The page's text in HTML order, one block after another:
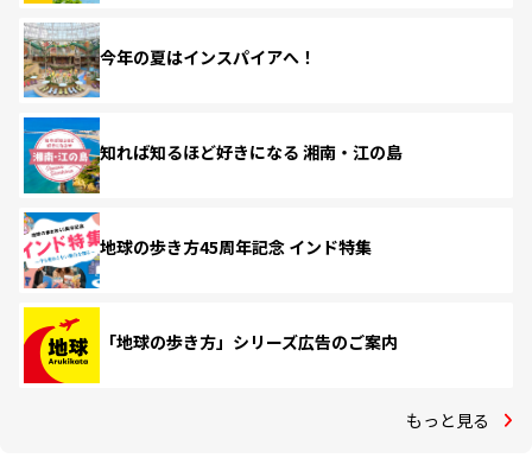
今年の夏はインスパイアへ！
知れば知るほど好きになる 湘南・江の島
地球の歩き方45周年記念 インド特集
「地球の歩き方」シリーズ広告のご案内
もっと見る